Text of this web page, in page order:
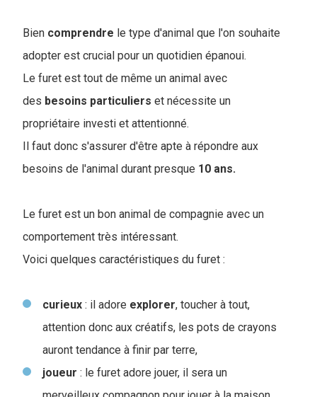
Bien comprendre le type d'animal que l'on souhaite
adopter est crucial pour un quotidien épanoui.
Le furet est tout de même un animal avec
des besoins particuliers et nécessite un
propriétaire investi et attentionné.
Il faut donc s'assurer d'être apte à répondre aux
besoins de l'animal durant presque 10 ans.
Le furet est un bon animal de compagnie avec un
comportement très intéressant.
Voici quelques caractéristiques du furet :
curieux : il adore explorer, toucher à tout,
attention donc aux créatifs, les pots de crayons
auront tendance à finir par terre,
joueur : le furet adore jouer, il sera un